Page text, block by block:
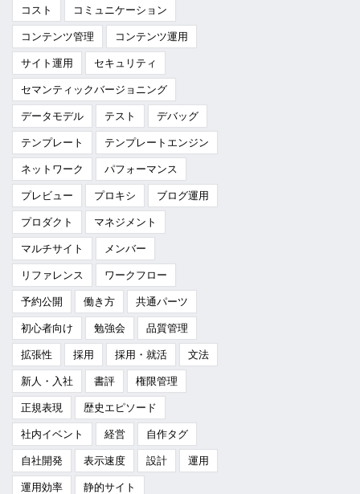
コスト コミュニケーション
コンテンツ管理 コンテンツ運用
サイト運用 セキュリティ
セマンティックバージョニング
データモデル テスト デバッグ
テンプレート テンプレートエンジン
ネットワーク パフォーマンス
プレビュー プロキシ ブログ運用
プロダクト マネジメント
マルチサイト メンバー
リファレンス ワークフロー
予約公開 働き方 共通パーツ
初心者向け 勉強会 品質管理
拡張性 採用 採用・就活 文法
新人・入社 書評 権限管理
正規表現 歴史エピソード
社内イベント 経営 自作タグ
自社開発 表示速度 設計 運用
運用効率 静的サイト